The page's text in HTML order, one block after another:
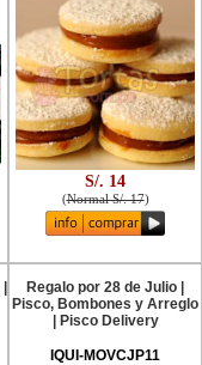
S/. 14
(Normal S/. 17)
Regalo por 28 de Julio |
Pisco, Bombones y Arreglo
| Pisco Delivery
IQUI-MOVCJP11